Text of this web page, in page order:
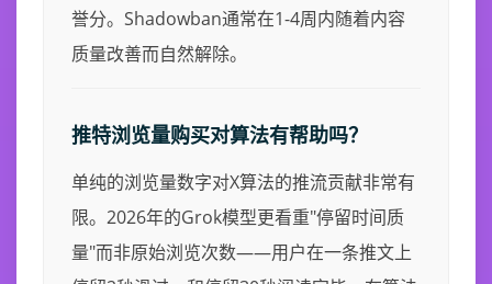
誉分。Shadowban通常在1-4周内随着内容
质量改善而自然解除。
推特浏览量购买对算法有帮助吗？
单纯的浏览量数字对X算法的推流贡献非常有
限。2026年的Grok模型更看重"停留时间质
量"而非原始浏览次数——用户在一条推文上